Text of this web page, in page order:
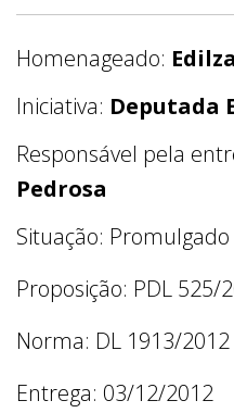
Homenageado:
Iniciativa: Deputada
Responsável pela
Pedrosa
Situação: Promulgado
Proposição: PDL 525/
Norma: DL 1913/2012
Entrega: 03/12/2012